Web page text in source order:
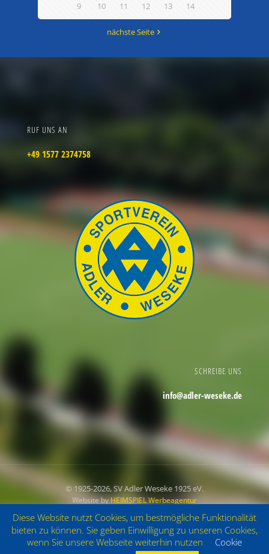
9
10 11 12 13 14
nächste Seite
RUF UNS AN
+49 1577 2374758
SCHREIBE UNS
info@adler-weseke.de
© 1925-2026, SV Adler Weseke 1925 eV.
Website byHEIMSPIEL Werbeagentur
ImpressumDatenschutz
Diese Website nutzt Cookies, um bestmögliche Funktionalität
bieten zu können. Sie geben Einwilligung zu unseren Cookies,
wenn Sie unsere Webseite weiterhin nutzen
Cookie